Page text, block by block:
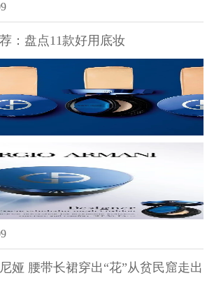
：盘点11款好用底妆
娅 腰带长裙穿出“花”从贫民窟走出